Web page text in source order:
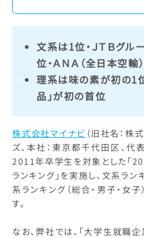
文系は1位・ＪＴＢグル
位・ＡＮＡ（全日本空
理系は味の素が初の1
品」が初の首位
株式会社マイナビ （旧社名：株
ズ、本社：東京都千代田区、代
2011年卒学生を対象とした「
ランキング」を実施し、文系ラン
系ランキング（総合・男子・女
す。
なお、弊社では、「大学生就職